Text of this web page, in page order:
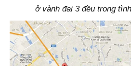
ở vành đai 3 đều trong